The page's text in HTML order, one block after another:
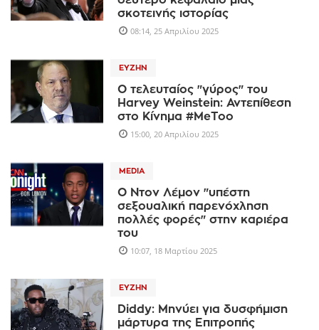
σκοτεινής ιστορίας
08:14, 25 Απριλίου 2025
ΕΥΖΗΝ
Ο τελευταίος "γύρος" του
Harvey Weinstein: Αντεπίθεση
στο Κίνημα #MeToo
15:00, 20 Απριλίου 2025
MEDIA
Ο Ντον Λέμον "υπέστη
σεξουαλική παρενόχληση
πολλές φορές" στην καριέρα
του
10:07, 18 Μαρτίου 2025
ΕΥΖΗΝ
Diddy: Μηνύει για δυσφήμιση
μάρτυρα της Επιτροπής